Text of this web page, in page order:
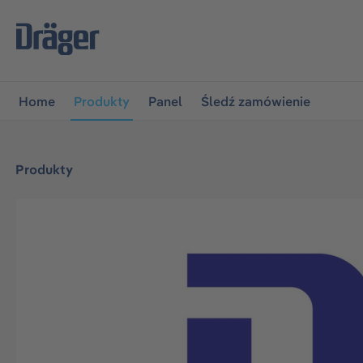
do głównej nawigacji
Home Produkty Panel Śledź zamówienie
Produkty